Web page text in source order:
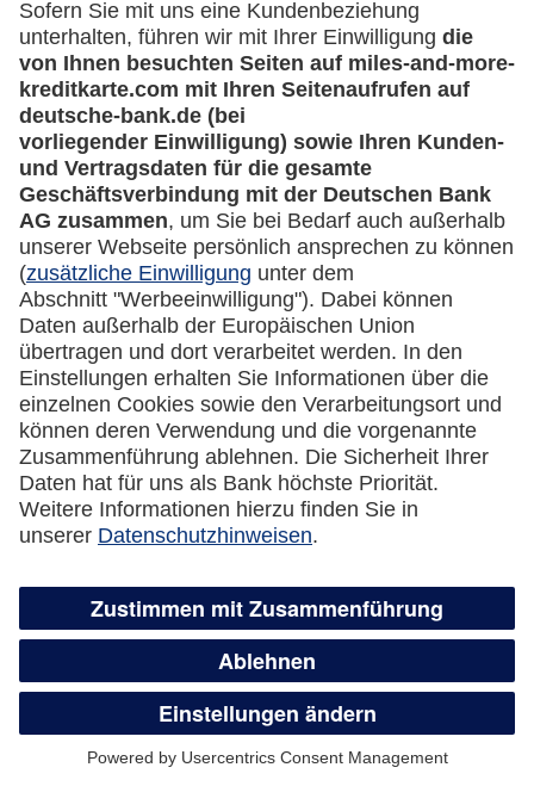
Sie behalten die Kontrolle: Die Abfrage
erfolgt nur mit Ihrer ausdrücklichen
Zustimmung und einmalig.
Um mit dem digitalen Konto-Check
fortzufahren, wählen Sie bitte die
entsprechende Option aus und erteilen Ihre
Zustimmung zur Durchführung.
Bitte beachten Sie:
Sie können nur dann ohne den
digitalen Konto-Check fortfahren,
wenn Sie bereits eine Miles & More
Kreditkarte bei der DKB hatten, die
Teilzahlungsfunktion nicht nutzen
MyFlex Card ausgewählt haben.
Wenn Sie mit dem digitalen Konto-
Check fortfahren, müssen Sie später
Ihre Login-Daten für das Online-
Banking Ihres
Gehalts-/Einkommenskontos